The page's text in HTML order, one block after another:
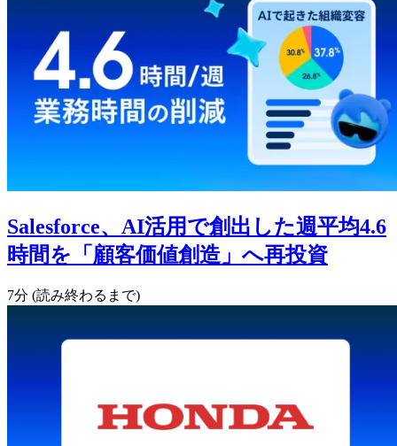
Salesforce、AI活用で創出した週平均4.6
時間を「顧客価値創造」へ再投資
7分 (読み終わるまで)